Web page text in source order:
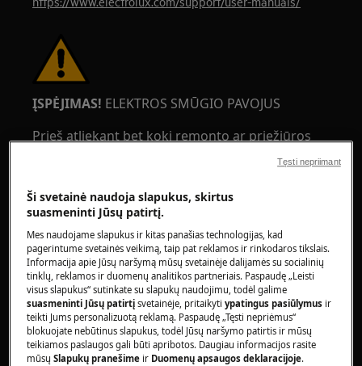
ĮSPĖJIMAS! ELEKTROS SMŪGIO PAVOJUS
Prieš atliekant bet kokį remonto ar priežiūros
darbą, išjunkite prietaisą ir atjunkite maitinimo
Ši svetainė naudoja slapukus, skirtus
suasmeninti Jūsų patirtį.
Mes naudojame slapukus ir kitas panašias technologijas, kad
pagerintume svetainės veikimą, taip pat reklamos ir rinkodaros tikslais.
Informacija apie Jūsų naršymą mūsų svetainėje dalijamės su socialinių
tinklų, reklamos ir duomenų analitikos partneriais. Paspaudę „Leisti
visus slapukus“ sutinkate su slapukų naudojimu, todėl galime
suasmeninti Jūsų patirtįsvetainėje, pritaikytiypatingus pasiūlymus ir
teikti Jums personalizuotą reklamą. Paspaudę „Tęsti nepriėmus“
blokuojate nebūtinus slapukus, todėl Jūsų naršymo patirtis ir mūsų
teikiamos paslaugos gali būti apribotos. Daugiau informacijos rasite
mūsųSlapukų pranešime ir Duomenų apsaugos deklaracijoje.
Tęsti nepriimant